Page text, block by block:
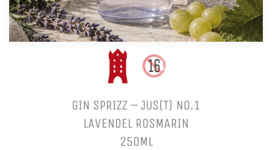
GIN SPRIZZ – JUS(T) NO.1
LAVENDEL ROSMARIN
250ML